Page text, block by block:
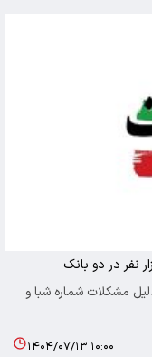
عدالت به دلیل مشکلات شماره شبا و
۱۴۰۴/۰۷/۱۳ ۱۰:۰۰